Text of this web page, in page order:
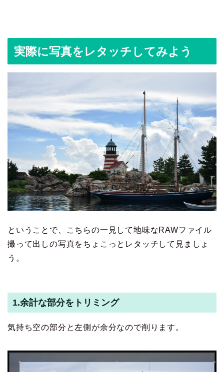
実際に写真をレタッチしてみよう
ということで、こちらの一見して地味なRAWファイル
撮って出しの写真をちょこっとレタッチして見ましょ
う。
1.余計な部分をトリミング
気持ち空の部分と左側が余分なので削ります。